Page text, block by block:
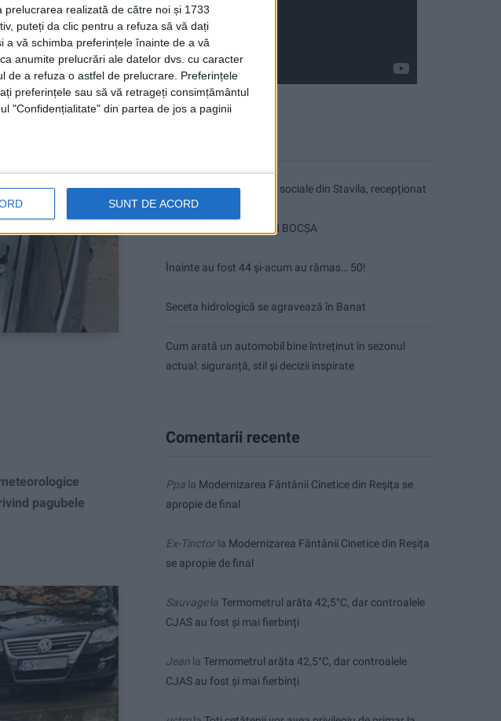
realizată de către noi și 1733
puteți da clic pentru a refuza să vă dați
a vă schimba preferințele înainte de a vă
anumite prelucrări ale datelor dvs. cu caracter
de a refuza o astfel de prelucrare. Preferințele
preferințele sau să vă retrageți consimțământul
"Confidențialitate" din partea de jos a paginii
SUNT DE ACORD
pagubele
Ultimul bloc de locuințe sociale din Stavila, recepționat
ANUNŢ OPRIRE APĂ ÎN BOCȘA
Înainte au fost 44 și-acum au rămas… 50!
Seceta hidrologică se agravează în Banat
Cum arată un automobil bine întreținut în sezonul
actual: siguranță, stil și decizii inspirate
Comentarii recente
Ppa la Modernizarea Fântânii Cinetice din Reșița se
apropie de final
Ex-Tinctorla Modernizarea Fântânii Cinetice din Reșița
se apropie de final
Sauvagela Termometrul arăta 42,5°C, dar controalele
CJAS au fost și mai fierbinți
Jean la Termometrul arăta 42,5°C, dar controalele
CJAS au fost și mai fierbinți